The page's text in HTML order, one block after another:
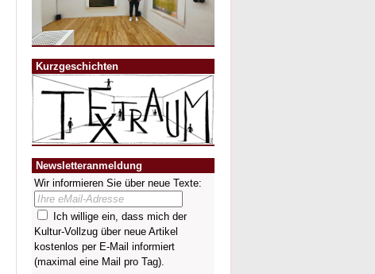
Kurzgeschichten
Newsletteranmeldung
Wir informieren Sie über neue Texte:
Ich willige ein, dass mich der
Kultur-Vollzug über neue Artikel
kostenlos per E-Mail informiert
(maximal eine Mail pro Tag).